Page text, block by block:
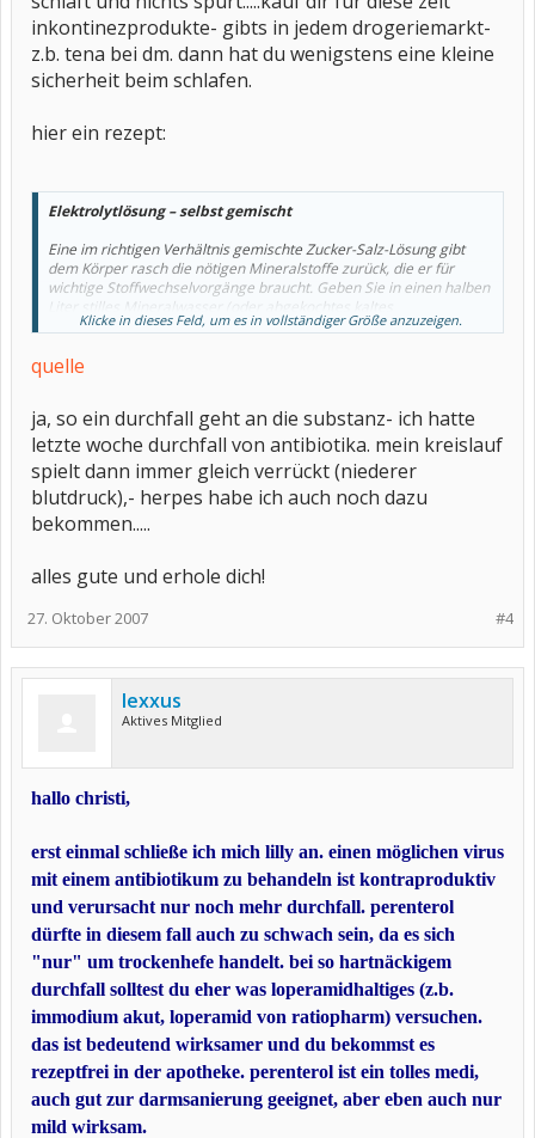
inkontinezprodukte- gibts in jedem drogeriemarkt-
z.b. tena bei dm. dann hat du wenigstens eine kleine
sicherheit beim schlafen.
hier ein rezept:
Elektrolytlösung – selbst gemischt
Eine im richtigen Verhältnis gemischte Zucker-Salz-Lösung gibt
dem Körper rasch die nötigen Mineralstoffe zurück, die er für
wichtige Stoffwechselvorgänge braucht. Geben Sie in einen halben
Liter stilles Mineralwasser (oder abgekochtes kaltes
Leitungswasser) einen Teelöffel Kochsalz, sieben bis acht Teelöffel
Liter Orangensaft. Mischen Sie alles gründlich durch und trinken
andere Fruchtsäfte, Kräuter- oder Früchtetee verwenden. Wenn Sie
nur Wasser trinken wollen, lösen Sie drei Esslöffel Rohrzucker und
einen Teelöffel Kochsalz in einem Liter Wasser auf.
Klicke in dieses Feld, um es in vollständiger Größe anzuzeigen.
quelle
ja, so ein durchfall geht an die substanz- ich hatte
letzte woche durchfall von antibiotika. mein kreislauf
spielt dann immer gleich verrückt (niederer
blutdruck),- herpes habe ich auch noch dazu
bekommen.....
alles gute und erhole dich!
#4
27. Oktober 2007
lexxus
Aktives Mitglied
hallo christi,
erst einmal schließe ich mich lilly an. einen möglichen virus
mit einem antibiotikum zu behandeln ist kontraproduktiv
und verursacht nur noch mehr durchfall. perenterol
dürfte in diesem fall auch zu schwach sein, da es sich
"nur" um trockenhefe handelt. bei so hartnäckigem
durchfall solltest du eher was loperamidhaltiges (z.b.
immodium akut, loperamid von ratiopharm) versuchen.
das ist bedeutend wirksamer und du bekommst es
rezeptfrei in der apotheke. perenterol ist ein tolles medi,
auch gut zur darmsanierung geeignet, aber eben auch nur
mild wirksam.